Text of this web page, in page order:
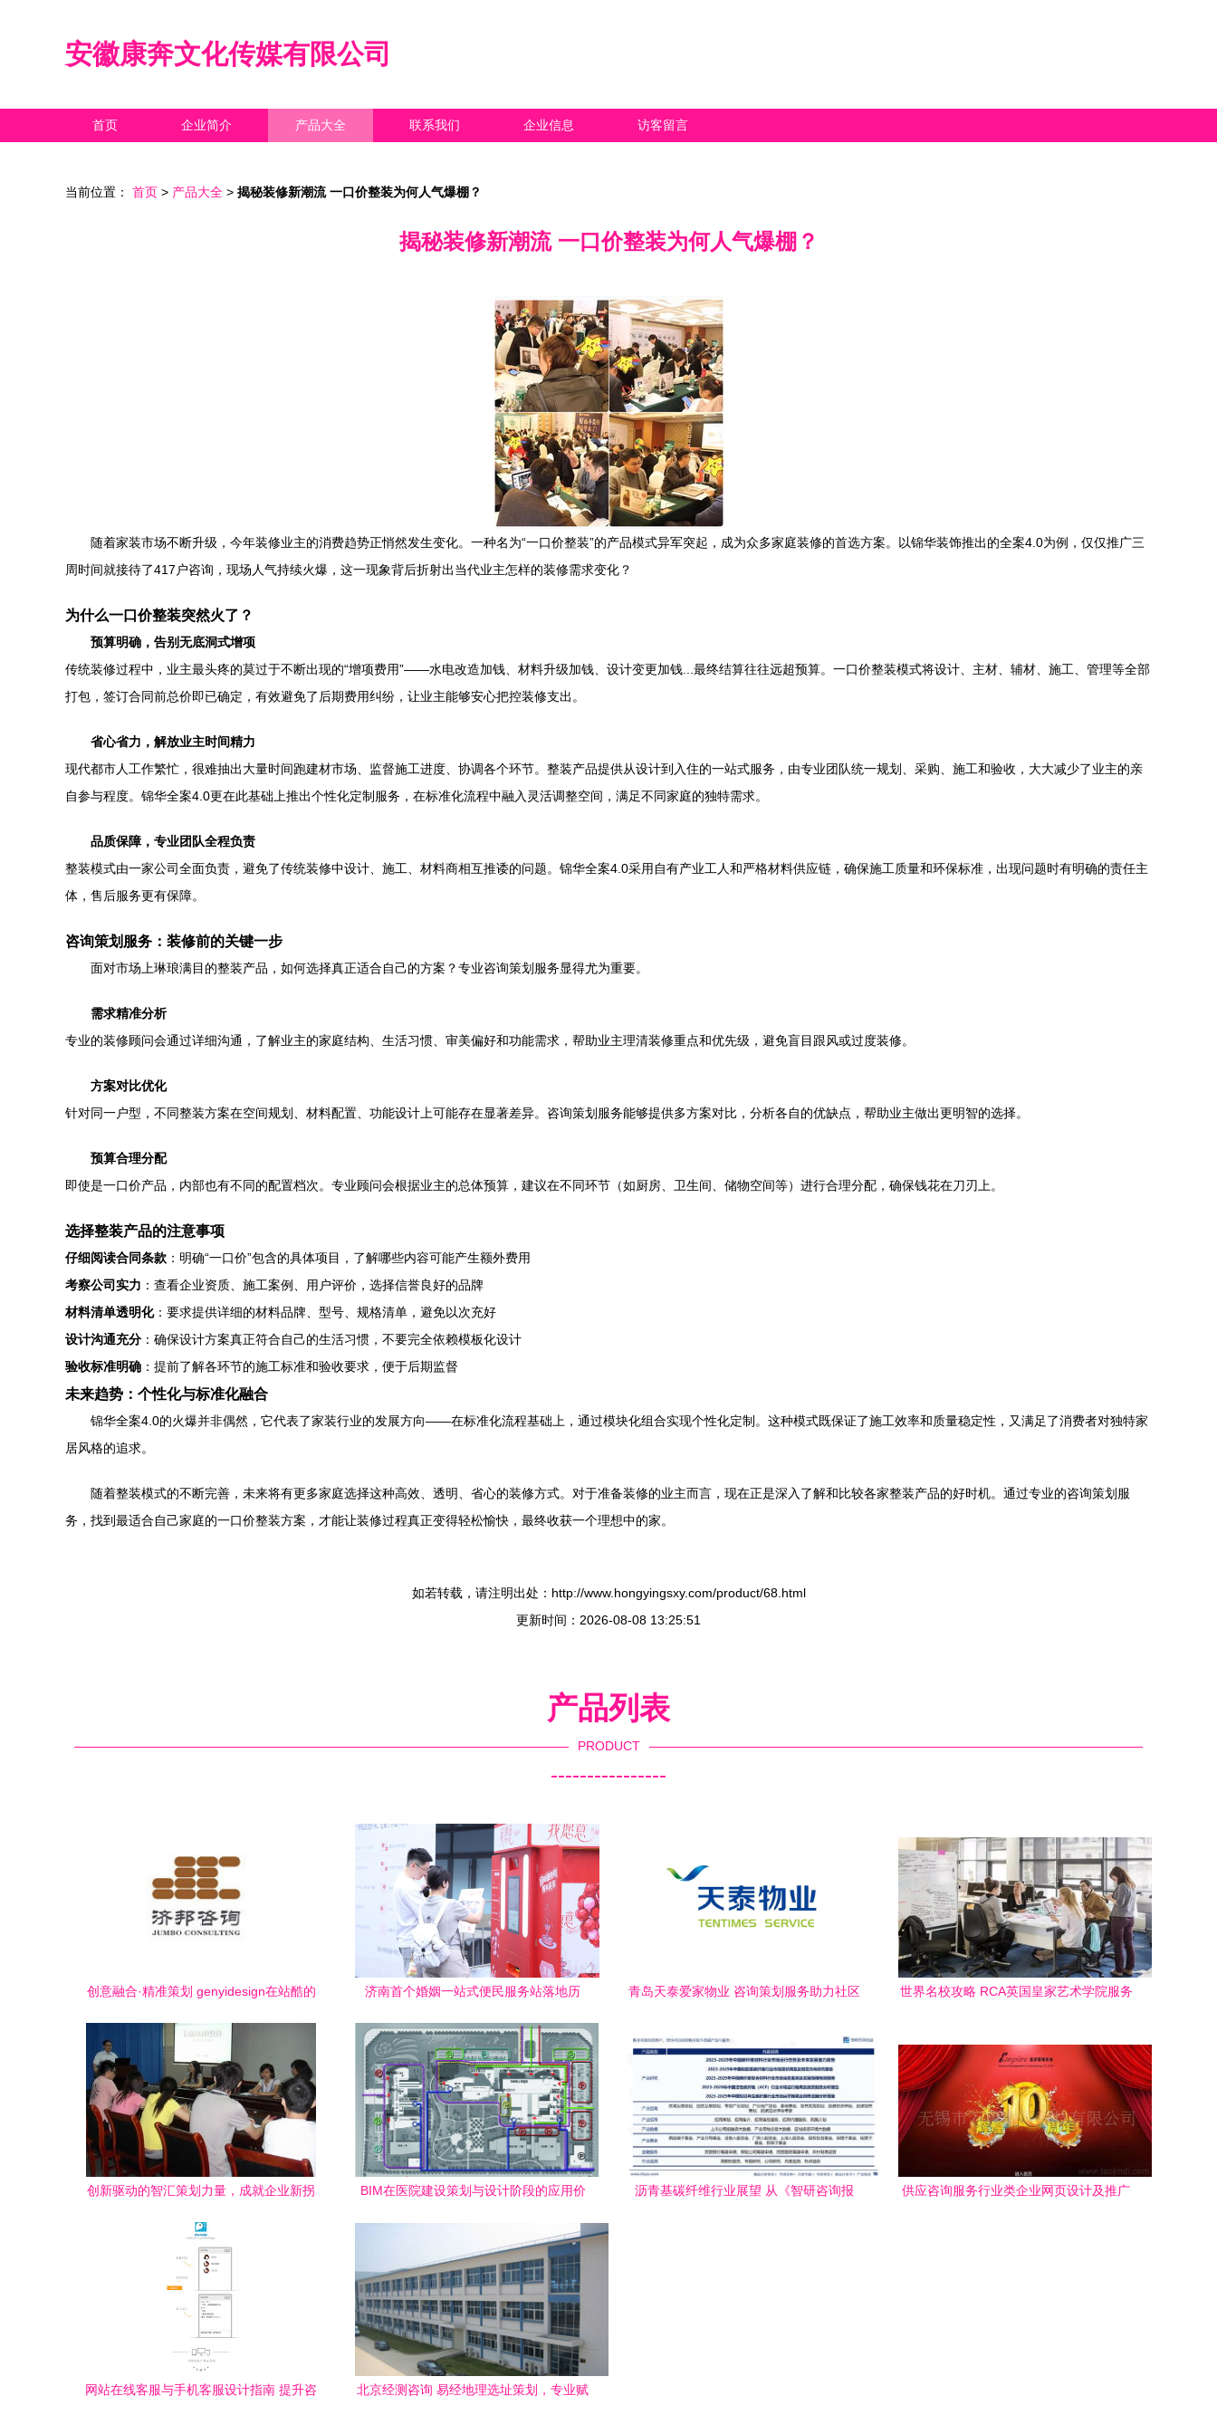
安徽康奔文化传媒有限公司
首页 企业简介 产品大全 联系我们 企业信息 访客留言
当前位置： 首页 > 产品大全 > 揭秘装修新潮流 一口价整装为何人气爆棚？
揭秘装修新潮流 一口价整装为何人气爆棚？
随着家装市场不断升级，今年装修业主的消费趋势正悄然发生变化。一种名为“一口价整装”的产品模式异军突起，成为众多家庭装修的首选方案。以锦华装饰推出的全案4.0为例，仅仅推广三
周时间就接待了417户咨询，现场人气持续火爆，这一现象背后折射出当代业主怎样的装修需求变化？
为什么一口价整装突然火了？
预算明确，告别无底洞式增项
传统装修过程中，业主最头疼的莫过于不断出现的“增项费用”——水电改造加钱、材料升级加钱、设计变更加钱...最终结算往往远超预算。一口价整装模式将设计、主材、辅材、施工、管理等全部
打包，签订合同前总价即已确定，有效避免了后期费用纠纷，让业主能够安心把控装修支出。
省心省力，解放业主时间精力
现代都市人工作繁忙，很难抽出大量时间跑建材市场、监督施工进度、协调各个环节。整装产品提供从设计到入住的一站式服务，由专业团队统一规划、采购、施工和验收，大大减少了业主的亲
自参与程度。锦华全案4.0更在此基础上推出个性化定制服务，在标准化流程中融入灵活调整空间，满足不同家庭的独特需求。
品质保障，专业团队全程负责
整装模式由一家公司全面负责，避免了传统装修中设计、施工、材料商相互推诿的问题。锦华全案4.0采用自有产业工人和严格材料供应链，确保施工质量和环保标准，出现问题时有明确的责任主
体，售后服务更有保障。
咨询策划服务：装修前的关键一步
面对市场上琳琅满目的整装产品，如何选择真正适合自己的方案？专业咨询策划服务显得尤为重要。
需求精准分析
专业的装修顾问会通过详细沟通，了解业主的家庭结构、生活习惯、审美偏好和功能需求，帮助业主理清装修重点和优先级，避免盲目跟风或过度装修。
方案对比优化
针对同一户型，不同整装方案在空间规划、材料配置、功能设计上可能存在显著差异。咨询策划服务能够提供多方案对比，分析各自的优缺点，帮助业主做出更明智的选择。
预算合理分配
即使是一口价产品，内部也有不同的配置档次。专业顾问会根据业主的总体预算，建议在不同环节（如厨房、卫生间、储物空间等）进行合理分配，确保钱花在刀刃上。
选择整装产品的注意事项
仔细阅读合同条款 ：明确“一口价”包含的具体项目，了解哪些内容可能产生额外费用
考察公司实力 ：查看企业资质、施工案例、用户评价，选择信誉良好的品牌
材料清单透明化：要求提供详细的材料品牌、型号、规格清单，避免以次充好
设计沟通充分 ：确保设计方案真正符合自己的生活习惯，不要完全依赖模板化设计
验收标准明确 ：提前了解各环节的施工标准和验收要求，便于后期监督
未来趋势：个性化与标准化融合
锦华全案4.0的火爆并非偶然，它代表了家装行业的发展方向——在标准化流程基础上，通过模块化组合实现个性化定制。这种模式既保证了施工效率和质量稳定性，又满足了消费者对独特家
居风格的追求。
随着整装模式的不断完善，未来将有更多家庭选择这种高效、透明、省心的装修方式。对于准备装修的业主而言，现在正是深入了解和比较各家整装产品的好时机。通过专业的咨询策划服
务，找到最适合自己家庭的一口价整装方案，才能让装修过程真正变得轻松愉快，最终收获一个理想中的家。
如若转载，请注明出处：http://www.hongyingsxy.com/product/68.html
更新时间：2026-08-08 13:25:51
产品列表
PRODUCT
----------------
创意融合·精准策划 genyidesign在站酷的
济南首个婚姻一站式便民服务站落地历
青岛天泰爱家物业 咨询策划服务助力社区
世界名校攻略 RCA英国皇家艺术学院服务
创新驱动的智汇策划力量，成就企业新拐
询有限责任公司
BIM在医院建设策划与设计阶段的应用价
沥青基碳纤维行业展望 从《智研咨询报
供应咨询服务行业类企业网页设计及推广
网站在线客服与手机客服设计指南 提升咨
北京经测咨询 易经地理选址策划，专业赋